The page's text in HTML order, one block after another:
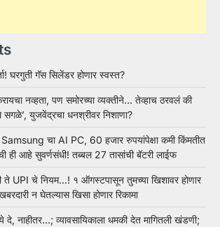
घरगुती गॅस सिलेंडर होणार स्वस्त?
नव्हता, पण समोरच्या व्यक्तीने… तेव्हाच ठरवलं की
युजवेंद्रचा धनश्रीवर निशाणा?
चा AI PC, 60 हजार रुपयांपेक्षा कमी किंमतीत
ही आहे सुवर्णसंधी! तब्बल 27 तासांची बॅटरी लाईफ
ते UPI चे नियम…! १ ऑगस्टपासून तुमच्या खिशावर होणार
न घेतल्यास खिसा होणार रिकामा
नाहीतर…; व्यावसायिकाला धमकी देत मागितली खंडणी;